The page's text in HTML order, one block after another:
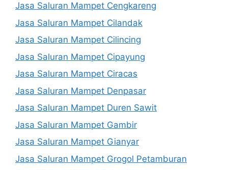
Jasa Saluran Mampet Cengkareng
Jasa Saluran Mampet Cilandak
Jasa Saluran Mampet Cilincing
Jasa Saluran Mampet Cipayung
Jasa Saluran Mampet Ciracas
Jasa Saluran Mampet Denpasar
Jasa Saluran Mampet Duren Sawit
Jasa Saluran Mampet Gambir
Jasa Saluran Mampet Gianyar
Jasa Saluran Mampet Grogol Petamburan